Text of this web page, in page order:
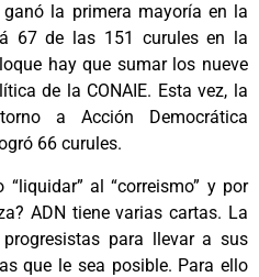
la primera mayoría en la
67 de las 151 curules en la
hay que sumar los nueve
de la CONAIE. Esta vez, la
a Acción Democrática
66 curules.
al “correismo” y por
ADN tiene varias cartas. La
para llevar a sus
que le sea posible. Para ello